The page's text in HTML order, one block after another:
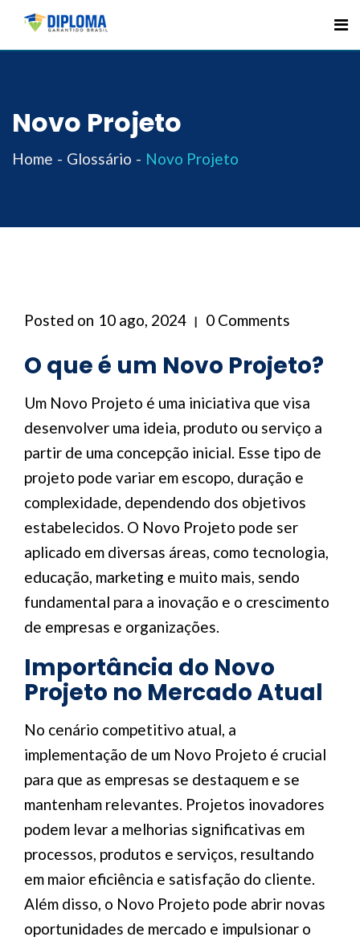
Skip
Novo Projeto
Home Glossário Novo Projeto
Posted on 10 ago, 2024 0 Comments
O que é um Novo Projeto?
Um Novo Projeto é uma iniciativa que visa
desenvolver uma ideia, produto ou serviço a
partir de uma concepção inicial. Esse tipo de
projeto pode variar em escopo, duração e
complexidade, dependendo dos objetivos
estabelecidos. O Novo Projeto pode ser
aplicado em diversas áreas, como tecnologia,
educação, marketing e muito mais, sendo
fundamental para a inovação e o crescimento
de empresas e organizações.
Importância do Novo
Projeto no Mercado Atual
No cenário competitivo atual, a
implementação de um Novo Projeto é crucial
para que as empresas se destaquem e se
mantenham relevantes. Projetos inovadores
podem levar a melhorias significativas em
processos, produtos e serviços, resultando
em maior eficiência e satisfação do cliente.
Além disso, o Novo Projeto pode abrir novas
oportunidades de mercado e impulsionar o